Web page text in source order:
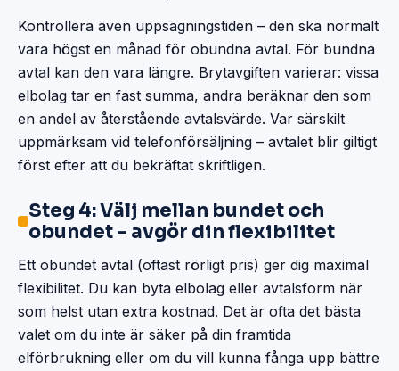
Kontrollera även uppsägningstiden – den ska normalt
vara högst en månad för obundna avtal. För bundna
avtal kan den vara längre. Brytavgiften varierar: vissa
elbolag tar en fast summa, andra beräknar den som
en andel av återstående avtalsvärde. Var särskilt
uppmärksam vid telefonförsäljning – avtalet blir giltigt
först efter att du bekräftat skriftligen.
Steg 4: Välj mellan bundet och
obundet – avgör din flexibilitet
Ett obundet avtal (oftast rörligt pris) ger dig maximal
flexibilitet. Du kan byta elbolag eller avtalsform när
som helst utan extra kostnad. Det är ofta det bästa
valet om du inte är säker på din framtida
elförbrukning eller om du vill kunna fånga upp bättre